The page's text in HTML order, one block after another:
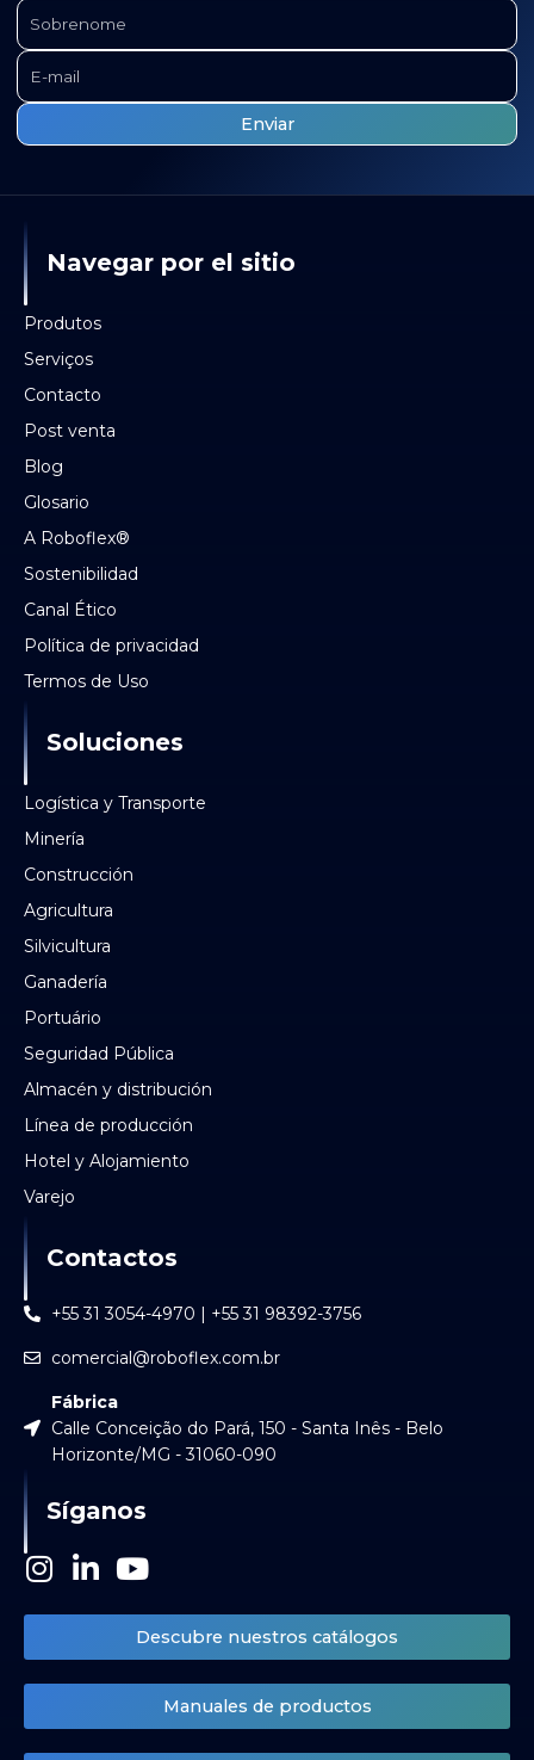
Navegar por el sitio
Produtos
Serviços
Contacto
Post venta
Blog
Glosario
A Roboflex®
Sostenibilidad
Canal Ético
Política de privacidad
Termos de Uso
Soluciones
Logística y Transporte
Minería
Construcción
Agricultura
Silvicultura
Ganadería
Portuário
Seguridad Pública
Almacén y distribución
Línea de producción
Hotel y Alojamiento
Varejo
Contactos
+55 31 3054-4970 | +55 31 98392-3756
comercial@roboflex.com.br
Fábrica
Calle Conceição do Pará, 150 - Santa Inês - Belo
Horizonte/MG - 31060-090
Síganos
I
s
t
a
r
L
n
k
e
i
Y
u
t
u
e
Descubre nuestros catálogos
Manuales de productos